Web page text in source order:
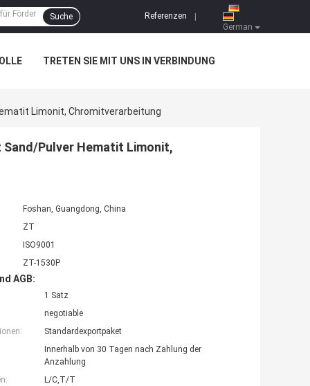
German
Referenzen
Suche
TRETEN SIE MIT UNS IN VERBINDUNG
Limonit, Chromitverarbeitung
Pulver Hematit Limonit,
Foshan, Guangdong, China
ZT
ISO9001
ZT-1530P
AGB:
1 Satz
negotiable
Standardexportpaket
Innerhalb von 30 Tagen nach Zahlung der
Anzahlung
L/C,T/T